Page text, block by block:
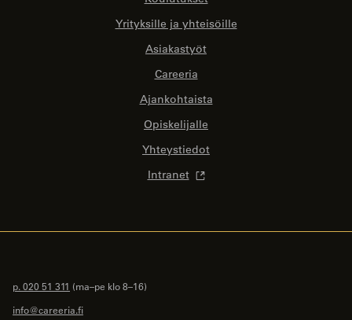
Yrityksille ja yhteisöille
Asiakastyöt
Careeria
Ajankohtaista
Opiskelijalle
Yhteystiedot
Intranet
p. 020 51 311 (ma–pe klo 8–16)
info@careeria.fi